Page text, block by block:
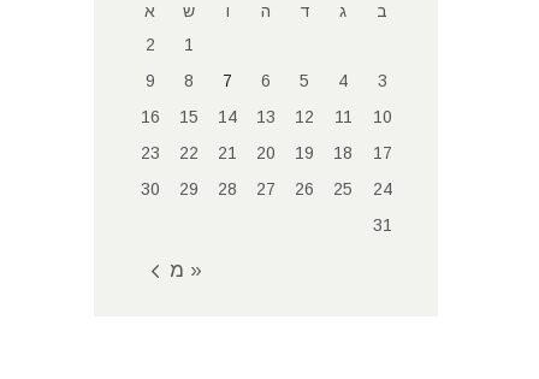
ב ג ד ה ו ש
א
1
2
3
4
5
6
7
8
9
10
11
12
13
14
15
16
17
18
19
20
21
22
23
24
25
26
27
28
29
30
31
« מאי